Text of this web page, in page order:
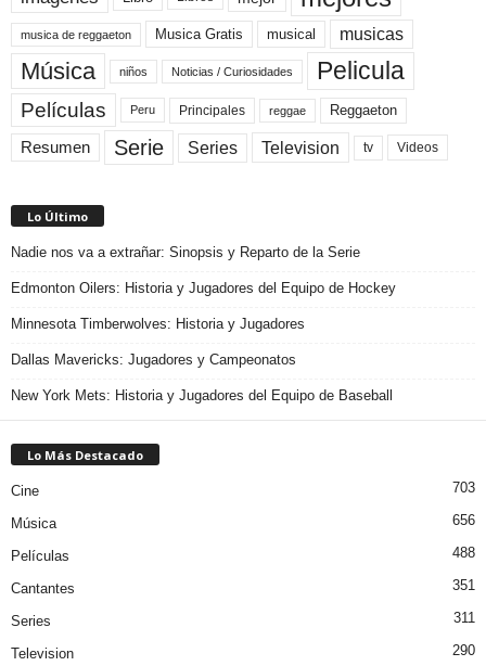
musica de reggaeton Musica Gratis musical musicas
Música niños Noticias / Curiosidades Pelicula
Películas Peru Principales reggae Reggaeton
Resumen Serie Series Television tv Videos
Lo Último
Nadie nos va a extrañar: Sinopsis y Reparto de la Serie
Edmonton Oilers: Historia y Jugadores del Equipo de Hockey
Minnesota Timberwolves: Historia y Jugadores
Dallas Mavericks: Jugadores y Campeonatos
New York Mets: Historia y Jugadores del Equipo de Baseball
Lo Más Destacado
Cine 703
Música 656
Películas 488
Cantantes 351
Series 311
Television 290